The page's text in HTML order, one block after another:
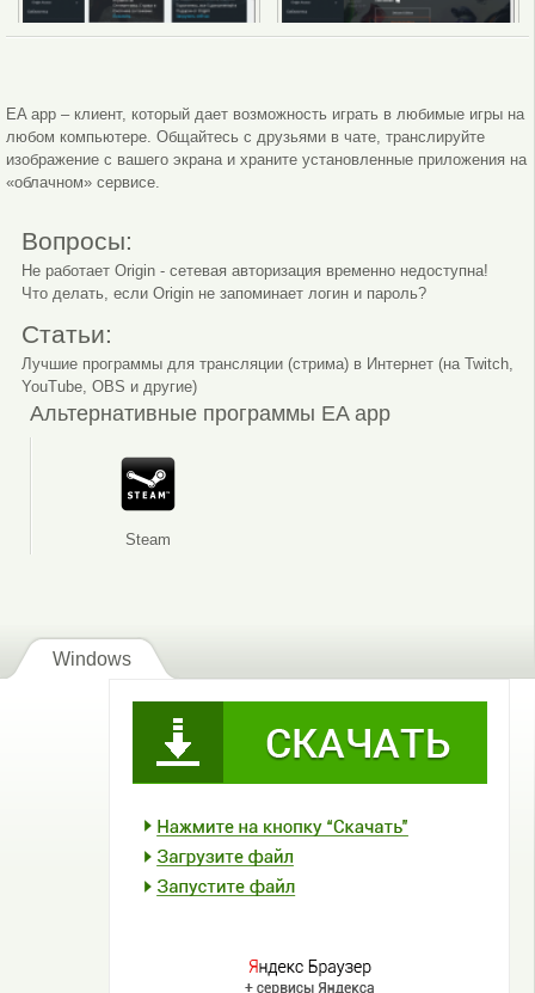
EA app – клиент, который дает возможность играть в любимые игры на
любом компьютере. Общайтесь с друзьями в чате, транслируйте
изображение с вашего экрана и храните установленные приложения на
«облачном» сервисе.
Вопросы:
Не работает Origin - сетевая авторизация временно недоступна!
Что делать, если Origin не запоминает логин и пароль?
Статьи:
Лучшие программы для трансляции (стрима) в Интернет (на Twitch,
YouTube, OBS и другие)
Альтернативные программы EA app
Steam
Windows